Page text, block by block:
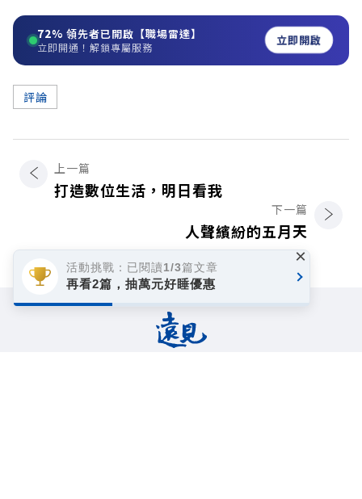
72% 領先者已開啟【職場雷達】
立即開通！解鎖專屬服務 立即開啟
評論
上一篇
打造數位生活，明日看我
下一篇
人聲繽紛的五月天
活動挑戰：已閱讀1/3篇文章
再看2篇，抽萬元好睡優惠
×